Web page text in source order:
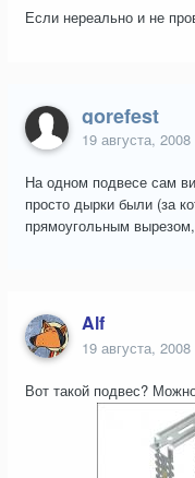
Если нереально и не
gorefest
19 августа, 2008
На одном подвесе сам
просто дырки были (за
прямоугольным
Alf
19 августа, 2008
Вот такой подвес?